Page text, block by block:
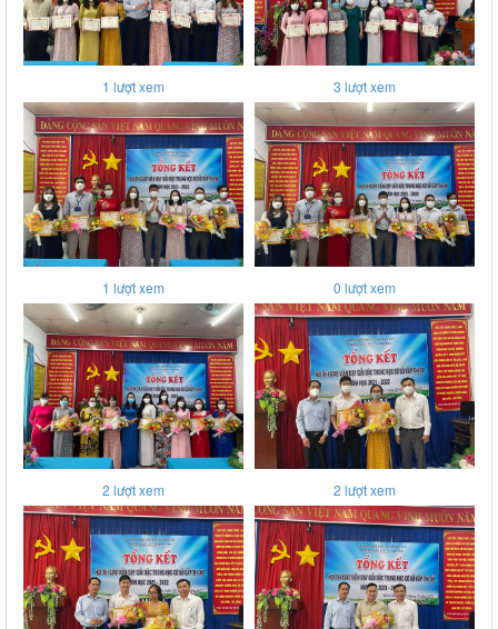
1 lượt xem 3 lượt xem
1 lượt xem 0 lượt xem
2 lượt xem 2 lượt xem